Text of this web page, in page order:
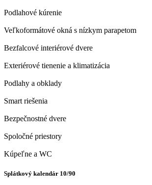
Podlahové kúrenie
Veľkoformátové okná s nízkym parapetom
Bezfalcové interiérové dvere
Exteriérové tienenie a klimatizácia
Podlahy a obklady
Smart riešenia
Bezpečnostné dvere
Spoločné priestory
Kúpeľne a WC
Splátkový kalendár 10/90